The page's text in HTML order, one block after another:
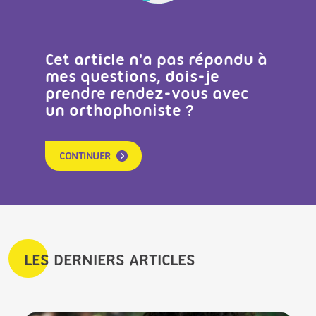
Cet article n'a pas répondu à
mes questions, dois-je
prendre rendez-vous avec
un orthophoniste ?
CONTINUER
LES DERNIERS ARTICLES